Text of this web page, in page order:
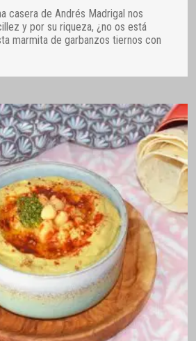
casera de Andrés Madrigal nos
y por su riqueza, ¿no os está
marmita de garbanzos tiernos con